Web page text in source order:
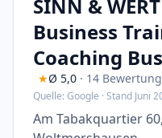
SINN &
Business
Coaching
★Ø 5,0 · 14
Quelle: Google · Stand Juni
Am Tabakquartier